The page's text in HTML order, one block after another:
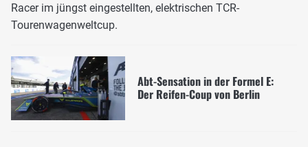
Racer im jüngst eingestellten, elektrischen TCR-
Tourenwagenweltcup.
Abt-Sensation in der Formel E:
Der Reifen-Coup von Berlin